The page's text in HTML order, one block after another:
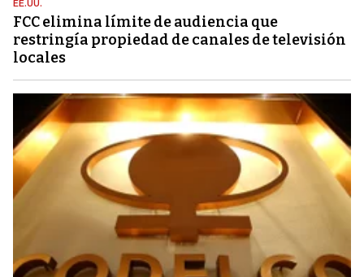
EE.UU.
FCC elimina límite de audiencia que
restringía propiedad de canales de televisión
locales